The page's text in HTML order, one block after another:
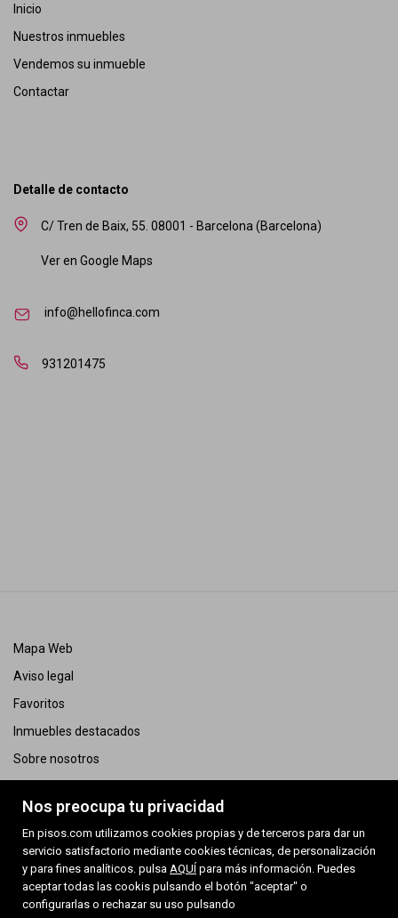
Nos preocupa tu privacidad
En pisos.com utilizamos cookies propias y de terceros para dar un
servicio satisfactorio mediante cookies técnicas, de personalización
y para fines analíticos. pulsa AQUÍ para más información. Puedes
aceptar todas las cookis pulsando el botón "aceptar" o
configurarlas o rechazar su uso pulsando
Inicio
Nuestros inmuebles
Vendemos su inmueble
Contactar
Detalle de contacto
C/ Tren de Baix, 55. 08001 - Barcelona (Barcelona)
Ver en Google Maps
info@hellofinca.com
931201475
Mapa Web
Aviso legal
Favoritos
Inmuebles destacados
Sobre nosotros
AICAT 12544
Bases legales - Sorteo
Política de privacidad